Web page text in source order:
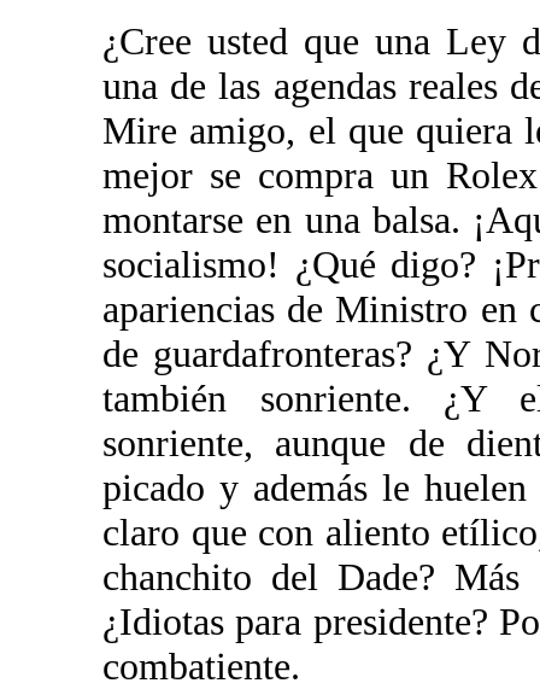
¿Cree usted que una Ley
una de las agendas reales
Mire amigo, el que quiera
mejor se compra un
montarse en una balsa.
socialismo! ¿Qué digo?
apariencias de Ministro en
de guardafronteras? ¿Y
también sonriente. ¿Y
sonriente, aunque de
picado y además le
claro que con aliento
chanchito del Dade?
¿Idiotas para presidente?
combatiente.